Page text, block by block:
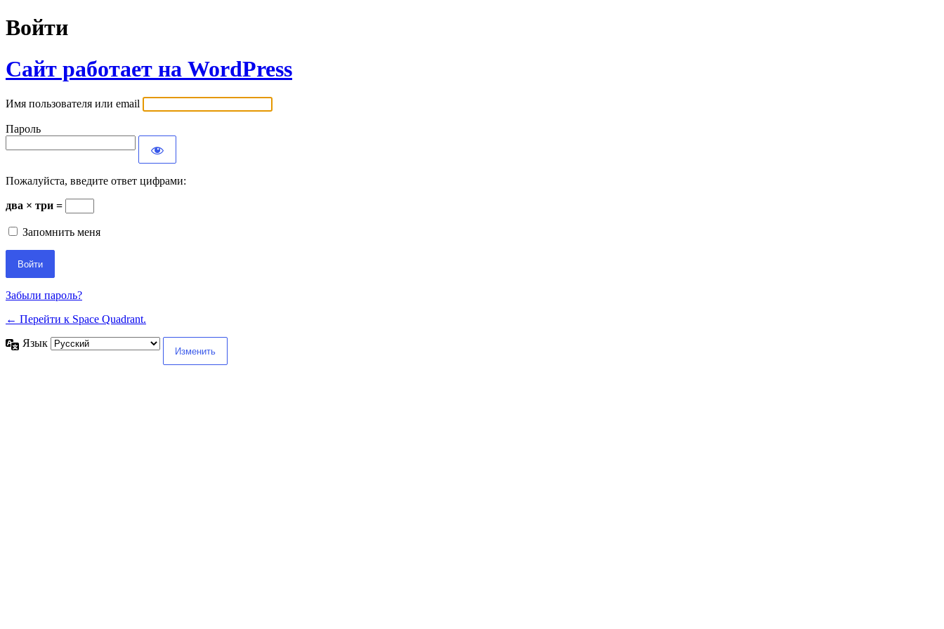
Войти
Сайт работает на WordPress
Имя пользователя или email
Пароль
Пожалуйста, введите ответ цифрами:
два × три =
Запомнить меня
Забыли пароль?
← Перейти к Space Quadrant.
Язык